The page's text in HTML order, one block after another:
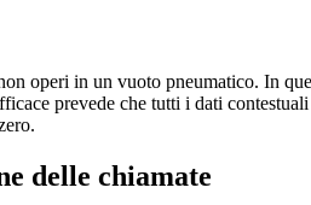
operi in un vuoto pneumatico. In
prevede che tutti i dati
delle chiamate